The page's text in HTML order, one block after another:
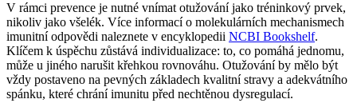
V rámci prevence je nutné vnímat otužování jako tréninkový prvek,
nikoliv jako všelék. Více informací o molekulárních mechanismech
imunitní odpovědi naleznete v encyklopedii NCBI Bookshelf.
Klíčem k úspěchu zůstává individualizace: to, co pomáhá jednomu,
může u jiného narušit křehkou rovnováhu. Otužování by mělo být
vždy postaveno na pevných základech kvalitní stravy a adekvátního
spánku, které chrání imunitu před nechtěnou dysregulací.